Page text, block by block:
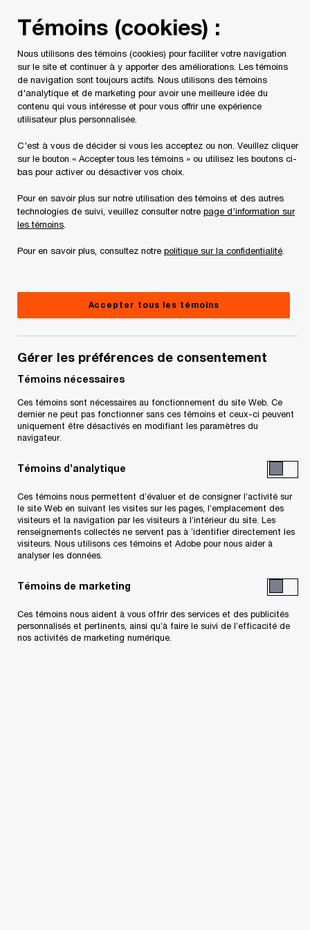
content
footer
PwC Canada Contacts Sherezade Suhail
Directeur général, Création de valeur et modélisation
financière, PwC Canada
Coordonnées
Tél. :+1 416 687 8975
Courriel
Conjuguons expertise et tech
Découvrez comment
Suivre PwC Canada
Témoins (cookies) :
Nous utilisons des témoins (cookies) pour faciliter votre navigation
sur le site et continuer à y apporter des améliorations. Les témoins
de navigation sont toujours actifs. Nous utilisons des témoins
d'analytique et de marketing pour avoir une meilleure idée du
contenu qui vous intéresse et pour vous offrir une expérience
utilisateur plus personnalisée.
C'est à vous de décider si vous les acceptez ou non. Veuillez cliquer
sur le bouton « Accepter tous les témoins » ou utilisez les boutons ci-
bas pour activer ou désactiver vos choix.
Pour en savoir plus sur notre utilisation des témoins et des autres
technologies de suivi, veuillez consulter notre page d'information sur
les témoins
Pour en savoir plus, consultez notre politique sur la confidentialité
Accepter tous les témoins
Gérer les préférences de consentement
Témoins nécessaires
Ces témoins sont nécessaires au fonctionnement du site Web. Ce
dernier ne peut pas fonctionner sans ces témoins et ceux-ci peuvent
uniquement être désactivés en modifiant les paramètres du
navigateur.
Témoins d’analytique
Ces témoins nous permettent d’évaluer et de consigner l’activité sur
le site Web en suivant les visites sur les pages, l’emplacement des
visiteurs et la navigation par les visiteurs à l’intérieur du site. Les
renseignements collectés ne servent pas à ’identifier directement les
visiteurs. Nous utilisons ces témoins et Adobe pour nous aider à
analyser les données.
Témoins de marketing
Ces témoins nous aident à vous offrir des services et des publicités
personnalisés et pertinents, ainsi qu’à faire le suivi de l’efficacité de
nos activités de marketing numérique.